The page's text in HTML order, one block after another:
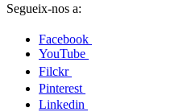
Segueix-nos a:
Facebook
YouTube
Filckr
Pinterest
Linkedin